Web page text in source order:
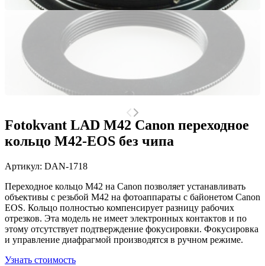
Fotokvant LAD M42 Canon переходное
кольцо M42-EOS без чипа
Артикул: DAN-1718
Переходное кольцо M42 на Canon позволяет устанавливать
объективы с резьбой М42 на фотоаппараты с байонетом Canon
EOS. Кольцо полностью компенсирует разницу рабочих
отрезков. Эта модель не имеет электронных контактов и по
этому отсутствует подтверждение фокусировки. Фокусировка
и управление диафрагмой производятся в ручном режиме.
Узнать стоимость